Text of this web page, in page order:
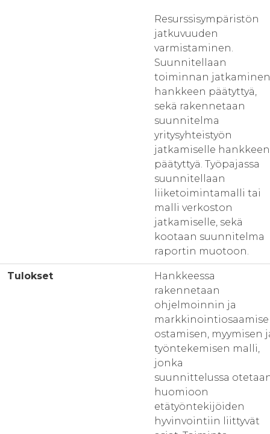
Resurssisympäristön
jatkuvuuden
varmistaminen.
Suunnitellaan
toiminnan jatkaminen
hankkeen päätyttyä,
sekä rakennetaan
suunnitelma
yritysyhteistyön
jatkamiselle hankkeen
päätyttyä. Työpajassa
suunnitellaan
liiketoimintamalli tai
malli verkoston
jatkamiselle, sekä
kootaan suunnitelma
raportin muotoon.
Tulokset
Hankkeessa
rakennetaan
ohjelmoinnin ja
ostamisen, myymisen
työntekemisen malli,
jonka
suunnittelussa
huomioon
etätyöntekijöiden
hyvinvointiin liittyvät